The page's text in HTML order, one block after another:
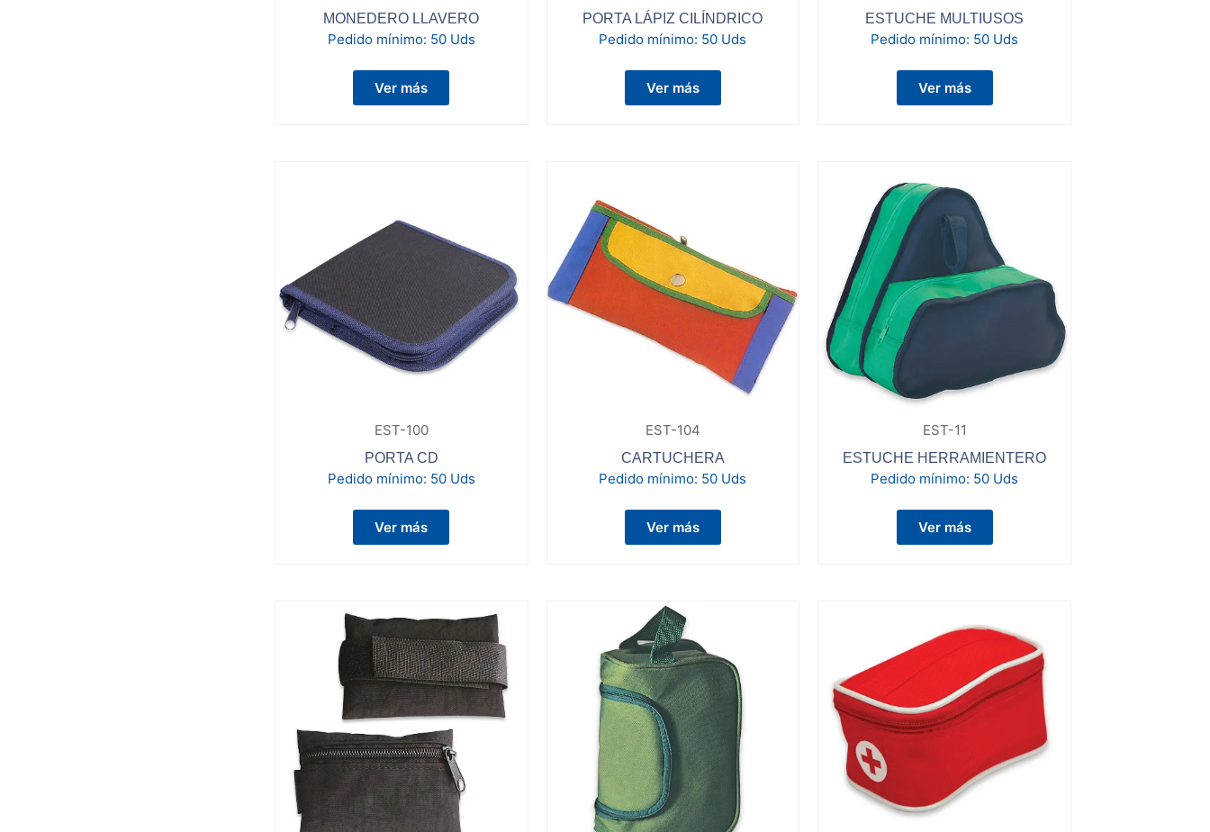
MONEDERO LLAVERO
Pedido mínimo: 50 Uds
Ver más
PORTA LÁPIZ CILÍNDRICO
Pedido mínimo: 50 Uds
Ver más
ESTUCHE MULTIUSOS
Pedido mínimo: 50 Uds
Ver más
EST-100
PORTA CD
Pedido mínimo: 50 Uds
Ver más
EST-104
CARTUCHERA
Pedido mínimo: 50 Uds
Ver más
EST-11
ESTUCHE HERRAMIENTERO
Pedido mínimo: 50 Uds
Ver más